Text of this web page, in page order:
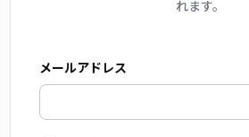
れます。
メールアドレス